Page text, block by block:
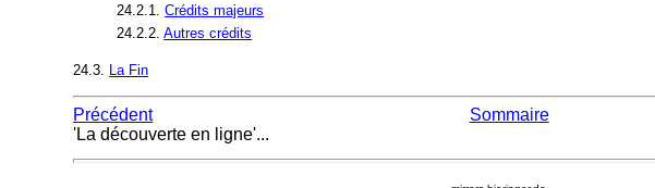
24.2.1.Crédits majeurs
24.2.2.Autres crédits
24.3. La Fin
Précédent Sommaire
'La découverte en ligne'...